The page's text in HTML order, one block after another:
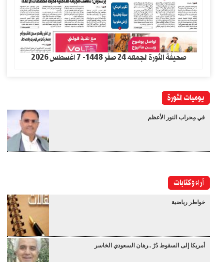
صحيفة الثورة الجمعه 24 صفر 1448- 7 اغسطس 2026
يوميات الثورة
في مِحراب النور الأعظم
آراء وكتابات
خواطر رياضية
أمريكا إلى السقوط دُرْ ..رهان السعودي الخاسر